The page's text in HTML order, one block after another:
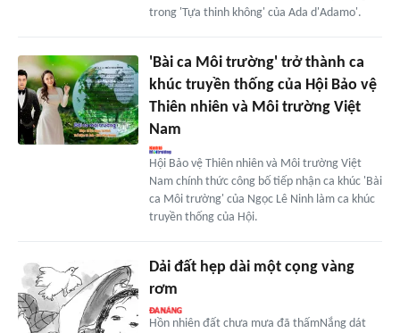
trong 'Tựa thinh không' của Ada d'Adamo'.
'Bài ca Môi trường' trở thành ca
khúc truyền thống của Hội Bảo vệ
Thiên nhiên và Môi trường Việt
Nam
Hội Bảo vệ Thiên nhiên và Môi trường Việt
Nam chính thức công bố tiếp nhận ca khúc 'Bài
ca Môi trường' của Ngọc Lê Ninh làm ca khúc
truyền thống của Hội.
Dải đất hẹp dài một cọng vàng
rơm
Hồn nhiên đất chưa mưa đã thấmNắng dát